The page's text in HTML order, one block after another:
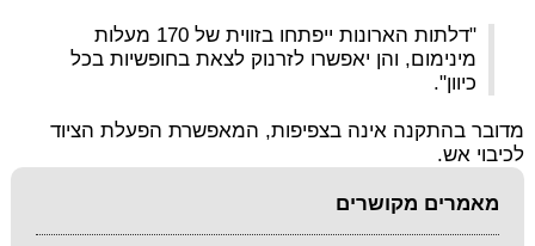
"דלתות הארונות ייפתחו בזווית של 170 מעלות
מינימום, והן יאפשרו לזרנוק לצאת בחופשיות בכל
כיוון".
מדובר בהתקנה אינה בצפיפות, המאפשרת הפעלת הציוד
לכיבוי אש.
מאמרים מקושרים